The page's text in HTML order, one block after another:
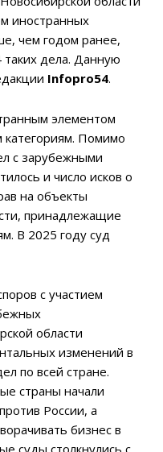
иностранных
чем годом ранее,
таких дела. Данную
Infopro54.
элементом
категориям. Помимо
с зарубежными
и число исков о
на объекты
принадлежащие
В 2025 году суд
с участием
области
изменений в
по всей стране.
страны начали
России, а
бизнес в
суды столкнулись с